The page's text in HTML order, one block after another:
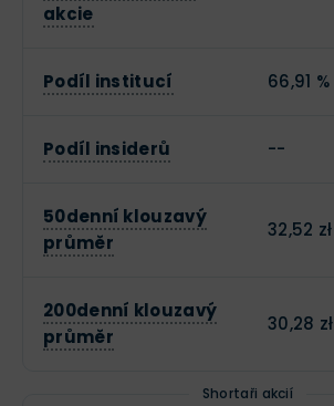
akcie
Podíl institucí 66,91 %
Podíl insiderů --
50denní klouzavý
průměr
32,52 zł
200denní klouzavý
průměr
30,28 zł
Shortaři akcií